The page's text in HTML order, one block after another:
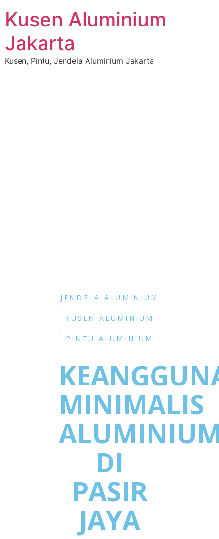
content
Kusen Aluminium
Jakarta
Kusen, Pintu, Jendela Aluminium Jakarta
JENDELA ALUMINIUM
,
KUSEN ALUMINIUM
,
PINTU ALUMINIUM
MINIMALIS
DI
PASIR
JAYA